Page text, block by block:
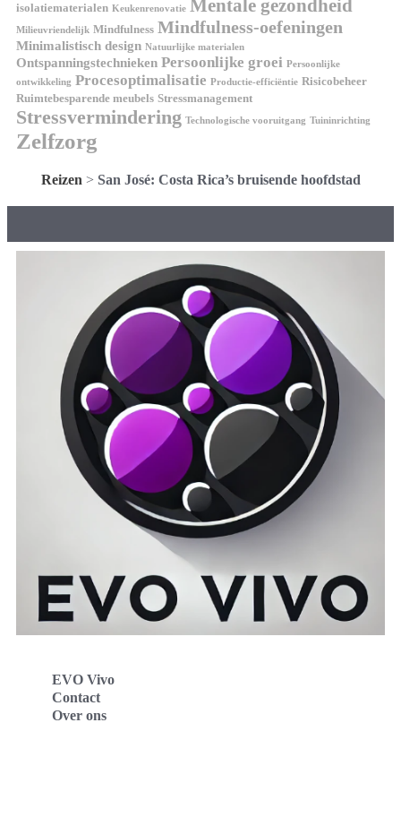
isolatiematerialen Keukenrenovatie Mentale gezondheid
Milieuvriendelijk Mindfulness Mindfulness-oefeningen
Minimalistisch design Natuurlijke materialen
Ontspanningstechnieken Persoonlijke groei Persoonlijke
ontwikkeling Procesoptimalisatie Productie-efficiëntie Risicobeheer
Ruimtebesparende meubels Stressmanagement
Stressvermindering Technologische vooruitgang Tuininrichting
Zelfzorg
Reizen > San José: Costa Rica’s bruisende hoofdstad
EVO Vivo
Contact
Over ons